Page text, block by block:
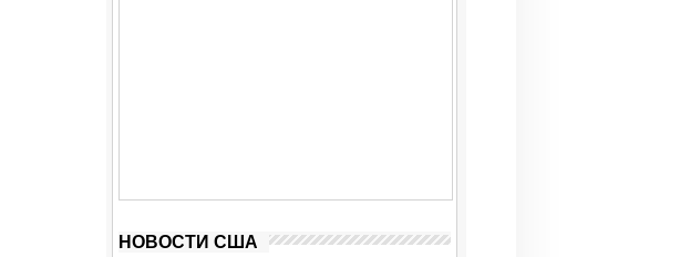
НОВОСТИ США